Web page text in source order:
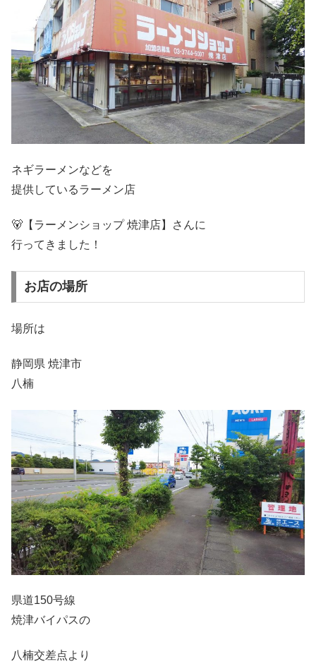
ネギラーメンなどを
提供しているラーメン店
🐻【ラーメンショップ 焼津店】さんに
行ってきました！
お店の場所
場所は
静岡県 焼津市
八楠
県道150号線
焼津バイパスの
八楠交差点より